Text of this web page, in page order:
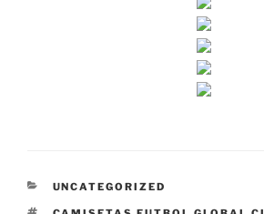
CATEGORÍAS
UNCATEGORIZED